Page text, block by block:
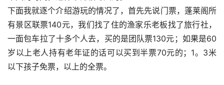
下面我就逐个介绍游玩的情况了，首先先说门票，蓬莱阁所
有景区联票140元，我们找了住的渔家乐老板找了旅行社，
一面包车拉了十多个人去，买的是团队票130元；如果是60
岁以上老人持有老年证的话可以买到半票70元的；1。3米
以下孩子免票，以上的全票。